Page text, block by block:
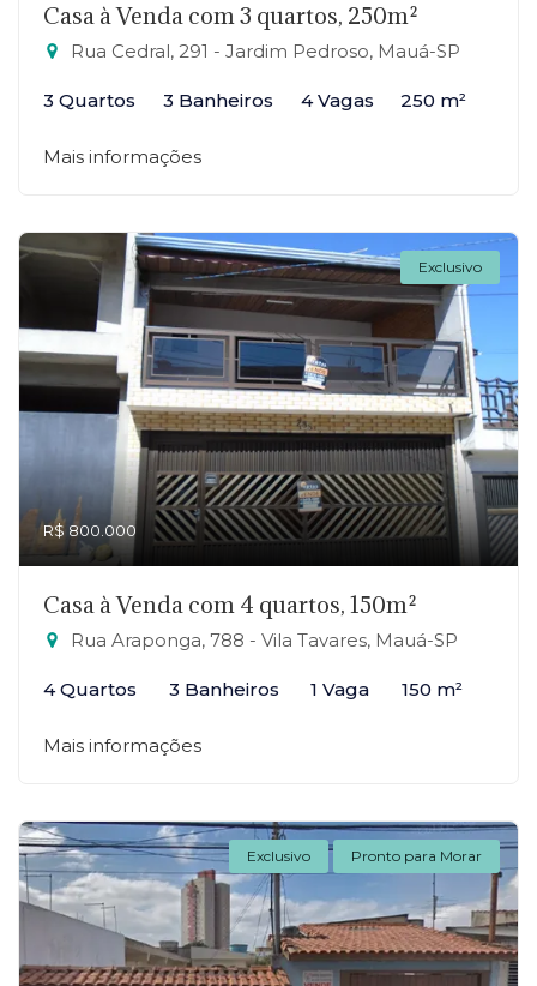
Casa à Venda com 3 quartos, 250m²
Rua Cedral, 291 - Jardim Pedroso, Mauá-SP
3 Quartos 3 Banheiros 4 Vagas 250 m²
Mais informações
Exclusivo
R$ 800.000
Casa à Venda com 4 quartos, 150m²
Rua Araponga, 788 - Vila Tavares, Mauá-SP
4 Quartos 3 Banheiros 1 Vaga 150 m²
Mais informações
Exclusivo Pronto para Morar